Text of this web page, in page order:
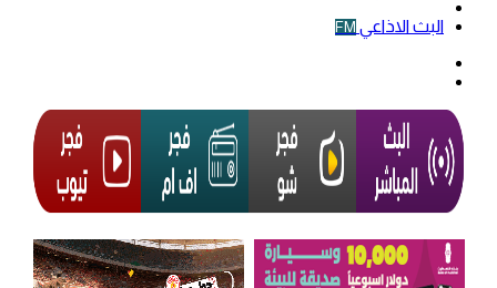
البث الاذاعي FM